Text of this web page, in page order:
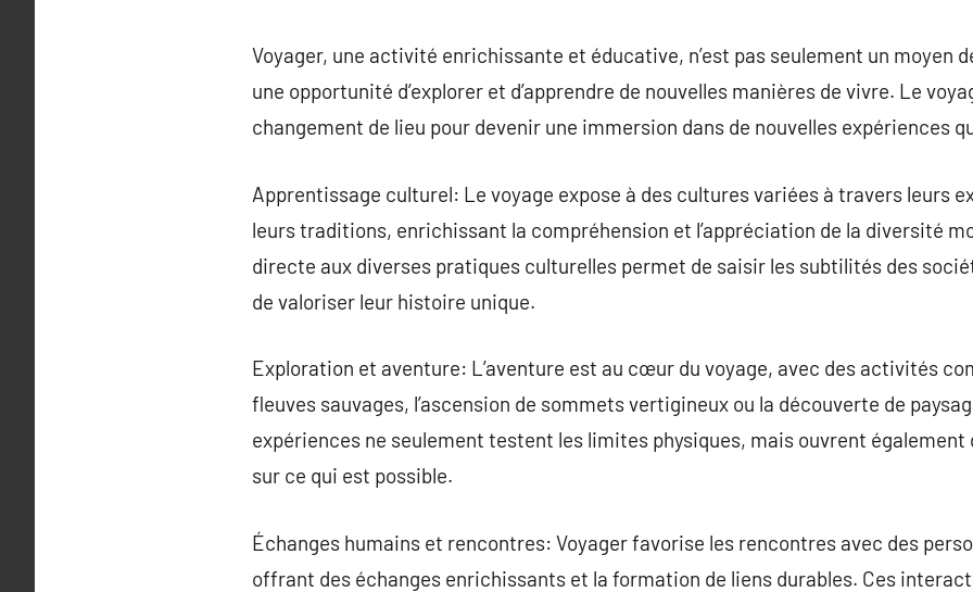
Voyager, une activité enrichissante et éducative, n’est pas seulement un moyen
une opportunité d’explorer et d’apprendre de nouvelles manières de vivre. Le
changement de lieu pour devenir une immersion dans de nouvelles expériences
Apprentissage culturel: Le voyage expose à des cultures variées à travers leurs
leurs traditions, enrichissant la compréhension et l’appréciation de la diversité
directe aux diverses pratiques culturelles permet de saisir les subtilités des
de valoriser leur histoire unique.
Exploration et aventure: L’aventure est au cœur du voyage, avec des activités
fleuves sauvages, l’ascension de sommets vertigineux ou la découverte de
expériences ne seulement testent les limites physiques, mais ouvrent également
sur ce qui est possible.
Échanges humains et rencontres: Voyager favorise les rencontres avec des
offrant des échanges enrichissants et la formation de liens durables. Ces